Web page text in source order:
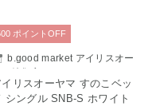
b.good market アイリスオー
マ特集店
イリスオーヤマ すのこベッ
シングル SNB-S ホワイト
ポイント OFF